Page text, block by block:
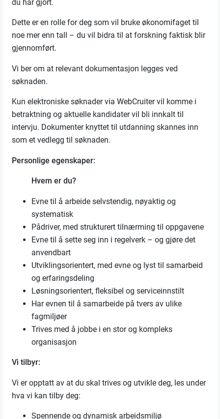
du har gjort.
Dette er en rolle for deg som vil bruke økonomifaget til
noe mer enn tall – du vil bidra til at forskning faktisk blir
gjennomført.
Vi ber om at relevant dokumentasjon legges ved
søknaden.
Kun elektroniske søknader via WebCruiter vil komme i
betraktning og aktuelle kandidater vil bli innkalt til
intervju. Dokumenter knyttet til utdanning skannes inn
som et vedlegg til søknaden.
Personlige egenskaper:
Hvem er du?
Evne til å arbeide selvstendig, nøyaktig og
systematisk
Pådriver, med strukturert tilnærming til oppgavene
Evne til å sette seg inn i regelverk – og gjøre det
anvendbart
Utviklingsorientert, med evne og lyst til samarbeid
og erfaringsdeling
Løsningsorientert, fleksibel og serviceinnstilt
Har evnen til å samarbeide på tvers av ulike
fagmiljøer
Trives med å jobbe i en stor og kompleks
organisasjon
Vi tilbyr:
Vi er opptatt av at du skal trives og utvikle deg, les under
hva vi kan tilby deg:
Spennende og dynamisk arbeidsmiljø